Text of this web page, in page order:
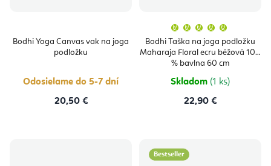
Bodhi Yoga Canvas vak na joga
podložku
Odosielame do 5-7 dní
20,50 €
Bodhi Taška na joga podložku
Maharaja Floral ecru béžová 100
% bavlna 60 cm
produktu
je
5,0
Skladom (1 ks)
22,90 €
Bestseller